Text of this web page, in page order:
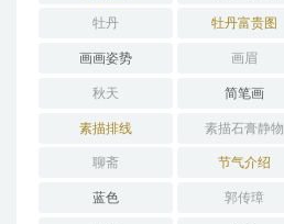
牡丹 牡丹富贵图
画画姿势 画眉
秋天 简笔画
素描排线 素描石膏静物
聊斋 节气介绍
蓝色 郭传璋